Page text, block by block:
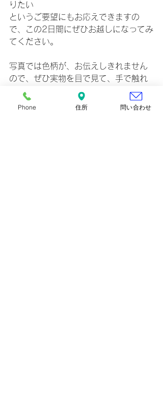
りたい
というご要望にもお応えできますの
で、この2日間にぜひお越しになってみ
てください。
写真では色柄が、お伝えしきれません
ので、ぜひ実物を目で見て、手で触れ
てみてください。
Phone 住所 問い合わせ